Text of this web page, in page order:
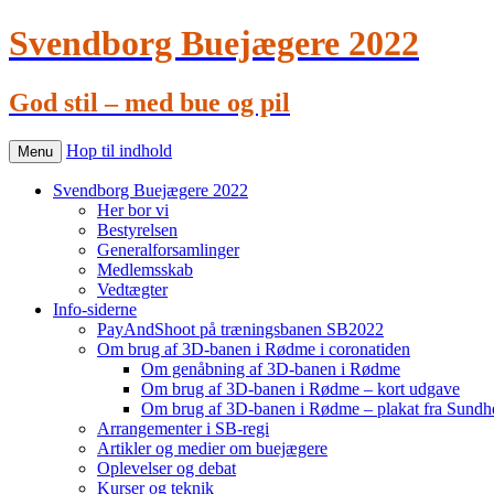
Svendborg Buejægere 2022
God stil – med bue og pil
Menu Hop til indhold
Svendborg Buejægere 2022
Her bor vi
Bestyrelsen
Generalforsamlinger
Medlemsskab
Vedtægter
Info-siderne
PayAndShoot på træningsbanen SB2022
Om brug af 3D-banen i Rødme i coronatiden
Om genåbning af 3D-banen i Rødme
Om brug af 3D-banen i Rødme – kort udgave
Om brug af 3D-banen i Rødme – plakat fra
Arrangementer i SB-regi
Artikler og medier om buejægere
Oplevelser og debat
Kurser og teknik